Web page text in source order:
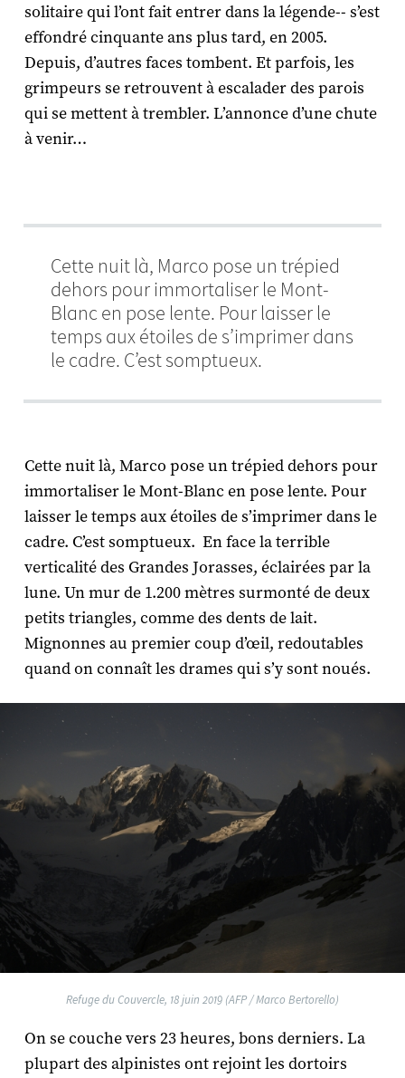
solitaire qui l’ont fait entrer dans la légende-- s’est
effondré cinquante ans plus tard, en 2005.
Depuis, d’autres faces tombent. Et parfois, les
grimpeurs se retrouvent à escalader des parois
qui se mettent à trembler. L’annonce d’une chute
à venir…
Cette nuit là, Marco pose un trépied
dehors pour immortaliser le Mont-
Blanc en pose lente. Pour laisser le
temps aux étoiles de s’imprimer dans
le cadre. C’est somptueux.
Cette nuit là, Marco pose un trépied dehors pour
immortaliser le Mont-Blanc en pose lente. Pour
laisser le temps aux étoiles de s’imprimer dans le
cadre. C’est somptueux. En face la terrible
verticalité des Grandes Jorasses, éclairées par la
lune. Un mur de 1.200 mètres surmonté de deux
petits triangles, comme des dents de lait.
Mignonnes au premier coup d’œil, redoutables
quand on connaît les drames qui s’y sont noués.
Refuge du Couvercle, 18 juin 2019 (AFP / Marco Bertorello)
On se couche vers 23 heures, bons derniers. La
plupart des alpinistes ont rejoint les dortoirs